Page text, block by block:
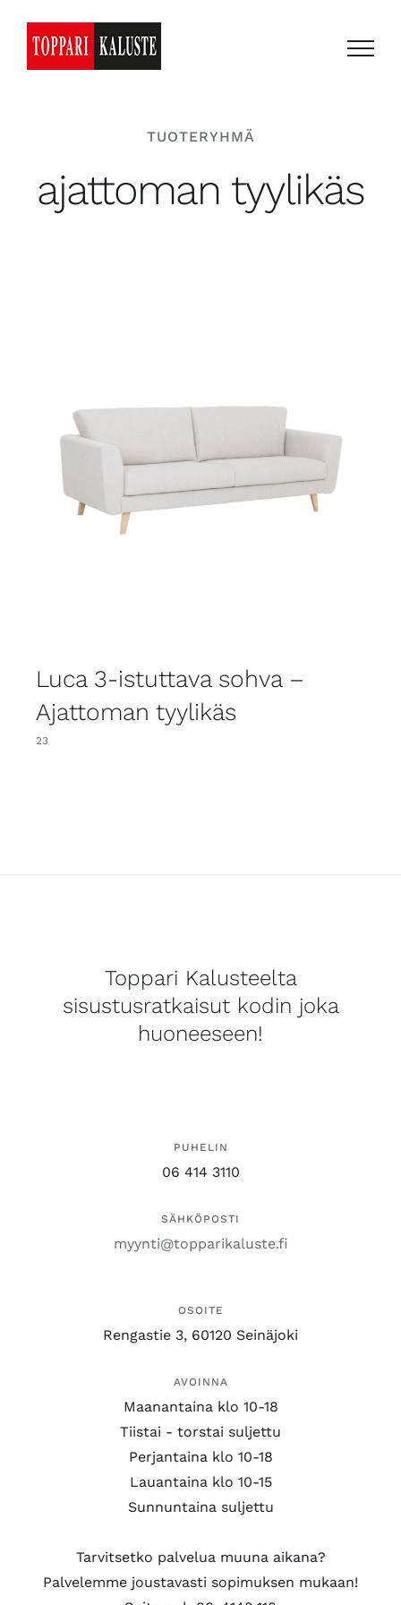
content
TUOTERYHMÄ
ajattoman tyylikäs
Luca 3-istuttava sohva –
Ajattoman tyylikäs
23
Toppari Kalusteelta
sisustusratkaisut kodin joka
huoneeseen!
PUHELIN
06 414 3110
SÄHKÖPOSTI
myynti@topparikaluste.fi
OSOITE
Rengastie 3, 60120 Seinäjoki
AVOINNA
Maanantaina klo 10-18
Tiistai - torstai suljettu
Perjantaina klo 10-18
Lauantaina klo 10-15
Sunnuntaina suljettu
Tarvitsetko palvelua muuna aikana?
Palvelemme joustavasti sopimuksen mukaan!